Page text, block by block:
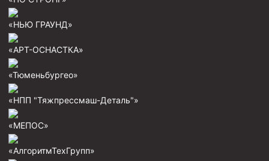
Центраторы колонные
Герметизаторы устьевые
Башмаки колонные
Инструмент для бурения и КРС (ловильный, аварийный)
«НЬЮ ГРАУНД»
«АРТ-ОСНАСТКА»
«Тюменьбургео»
«НПП "Тяжпрессмаш-Деталь"»
«МЕПОС»
«АлгоритмТехГрупп»